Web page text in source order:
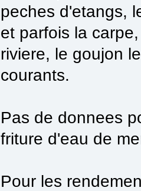
peches d'etangs,
et parfois la
riviere, le goujon
courants.
Pas de donnees
friture d'eau de
Pour les